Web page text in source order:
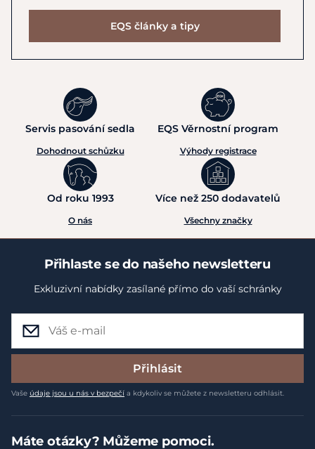
EQS články a tipy
Servis pasování sedla
Dohodnout schůzku
EQS Věrnostní program
Výhody registrace
Od roku 1993
O nás
Více než 250 dodavatelů
Všechny značky
Přihlaste se do našeho newsletteru
Exkluzivní nabídky zasílané přímo do vaší schránky
Přihlásit
Vaše údaje jsou u nás v bezpečí a kdykoliv se můžete z newsletteru odhlásit.
Máte otázky? Můžeme pomoci.